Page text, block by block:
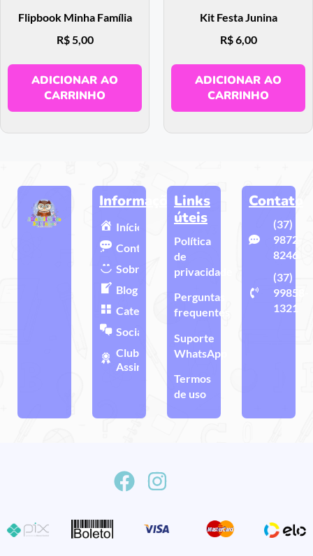
Flipbook Minha Família
R$5,00
ADICIONAR AO
CARRINHO
Kit Festa Junina
R$6,00
ADICIONAR AO
CARRINHO
Informações
Início
Contato
Sobre
Blog
Categorias
Sociais
Clube de
Assinatura
Links
úteis
Política
de
privacidade
Perguntas
frequentes
Suporte
WhatsApp
Termos
de uso
Contato
(37)
9872-
8246
(37)
99858-
1321